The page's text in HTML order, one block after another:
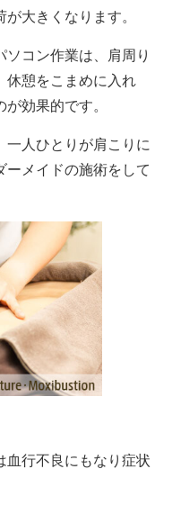
大きくなります。
ソコン作業は、肩周り
休憩をこまめに入れ
効果的です。
一人ひとりが肩こりに
ーメイドの施術をして
血行不良にもなり症状